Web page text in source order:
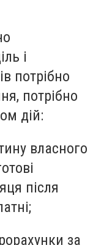
і
потрібно
потрібно
дій:
власного
після
за